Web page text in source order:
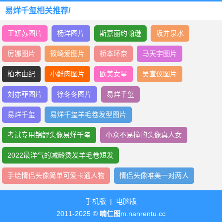
易烊千玺相关推荐/
王妍苏图片 杨洋图片 斯嘉丽约翰逊 坂井泉水
厉娜图片 筱崎爱图片 桥本环奈 马天宇图片
柏木由纪 小鲜肉图片 欧美女星 吴宣仪图片
刘亦菲图片 徐冬冬图片 易烊千玺
易烊千玺 易烊千玺羊毛卷发型图片
考试专用锦鲤头像易烊千玺 小众不易撞的头像真人女
2022最洋气的减龄烫发羊毛卷短发
手绘情侣头像简单可爱卡通人物 情侣头像唯美一对两人
手机版 | 电脑版
2011-2025 © 喃仁图m.nanrentu.cc